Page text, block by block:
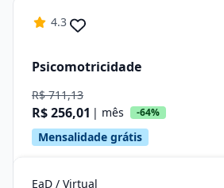
4.3
Psicomotricidade
R$ 711,13
R$ 256,01 | mês -64%
Mensalidade grátis
EaD / Virtual